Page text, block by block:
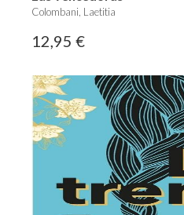
Colombani, Laetitia
12,95 €